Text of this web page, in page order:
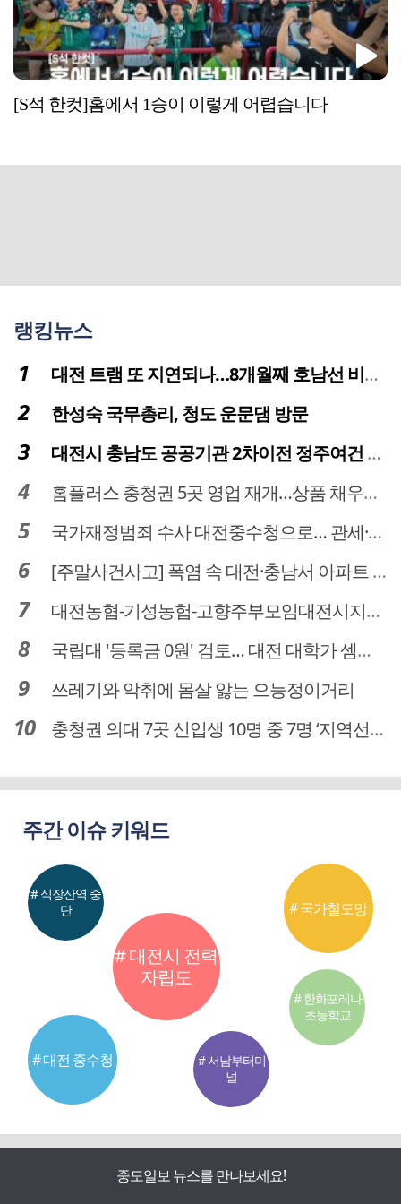
[S석 한컷]홈에서 1승이 이렇게 어렵습니다
랭킹뉴스
대전 트램 또 지연되나…8개월째 호남선 비개착공사 시공사 선정 난항
한성숙 국무총리, 청도 운문댐 방문
대전시 충남도 공공기관 2차이전 정주여건 확보 시급
홈플러스 충청권 5곳 영업 재개…상품 채우기 ‘속도전’
국가재정범죄 수사 대전중수청으로… 관세·국세 수사 전문인력 주목
[주말사건사고] 폭염 속 대전·충남서 아파트 화재·정전 잇따라…주민 대피·불편
대전농협-기성농헙-고향주부모임대전시지회, 이심점심 중식지원 봉사활동
국립대 '등록금 0원' 검토… 대전 대학가 셈법 복잡
쓰레기와 악취에 몸살 앓는 으능정이거리
충청권 의대 7곳 신입생 10명 중 7명 ‘지역선발’… 대전도 69.7%
주간 이슈 키워드
# 대전시 전력
자립도
# 대전 중수청
# 국가철도망
# 식장산역 중
단
# 서남부터미
널
# 한화포레나
초등학교
중도일보 뉴스를 만나보세요!